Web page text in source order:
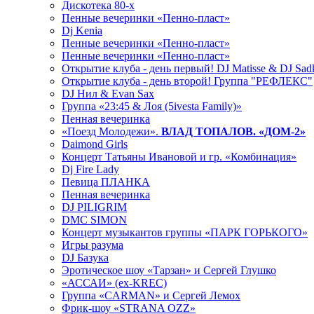
Дискотека 80-х
Пенные вечеринки «Пенно-пласт»
Dj Kenia
Пенные вечеринки «Пенно-пласт»
Пенные вечеринки «Пенно-пласт»
Открытие клуба - день первый! DJ Matisse & DJ
Открытие клуба - день второй! Группа "РЕФЛЕКС"
DJ Нил & Evan Sax
Группа «23:45 & Лоя (5ivesta Family)»
Пенная вечеринка
«Поезд Молодежи». ВЛАД ТОПАЛОВ. «ДОМ-2»
Daimond Girls
Концерт Татьяны Ивановой и гр. «Комбинация»
Dj Fire Lady
Певица ПЛАНКА
Пенная вечеринка
DJ PILIGRIM
DMC SIMON
Концерт музыкантов группы «ПАРК ГОРЬКОГО»
Игры разума
DJ Базука
Эротическое шоу «Тарзан» и Сергей Глушко
«АССАИ» (ex-KREC)
Группа «CARMAN» и Сергей Лемох
Фрик-шоу «STRANA OZZ»